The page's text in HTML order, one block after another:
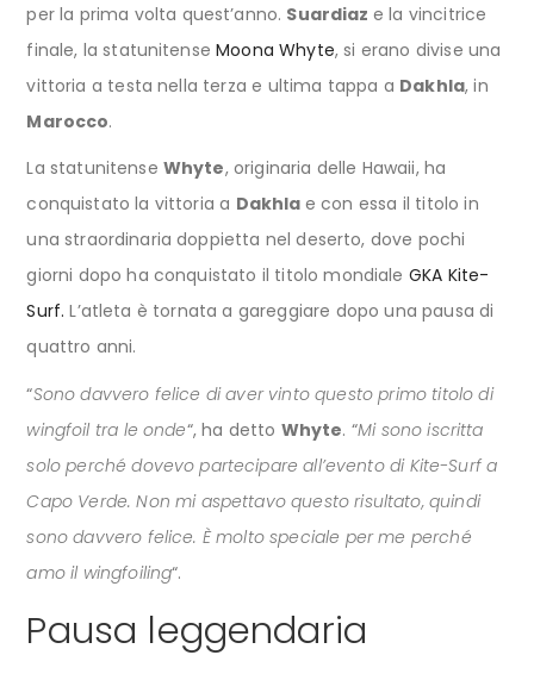
per la prima volta quest’anno. Suardiaz e la vincitrice
finale, la statunitenseMoona Whyte, si erano divise una
vittoria a testa nella terza e ultima tappa a Dakhla, in
Marocco.
La statunitense Whyte, originaria delle Hawaii, ha
conquistato la vittoria a Dakhla e con essa il titolo in
una straordinaria doppietta nel deserto, dove pochi
giorni dopo ha conquistato il titolo mondiale GKA Kite-
Surf. L’atleta è tornata a gareggiare dopo una pausa di
quattro anni.
“Sono davvero felice di aver vinto questo primo titolo di
wingfoil tra le onde“, ha detto Whyte. “Mi sono iscritta
solo perché dovevo partecipare all’evento di Kite-Surf a
Capo Verde. Non mi aspettavo questo risultato, quindi
sono davvero felice. È molto speciale per me perché
amo il wingfoiling“.
Pausa leggendaria